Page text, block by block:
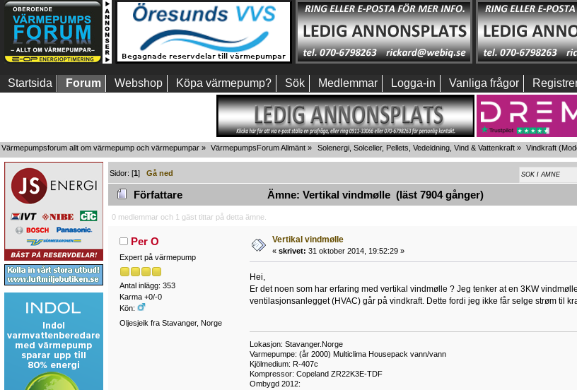
Startsida Forum Webshop Köpa värmepump? Sök Medlemmar Logga-in Vanliga frågor
Värmepumpsforum allt om värmepump och värmepumpar » VärmepumpsForum Allmänt » Solenergi, Solceller, Pellets, Vedeldning, Vind & Vattenkraft» Vindkraft
Sidor: [1]Gå ned
Författare Ämne: Vertikal vindmølle (läst 7904 gånger)
0 medlemmar och 1 gäst tittar på detta ämne.
Per O
Expert på värmepump
Antal inlägg: 353
Karma +0/-0
Kön:
Oljesjeik fra Stavanger, Norge
Vertikal vindmølle
« skrivet: 31 oktober 2014, 19:52:29 »
Hei,
Er det noen som har erfaring med vertikal vindmølle ? Jeg tenker at en 3KW
ventilasjonsanlegget (HVAC) går på vindkraft. Dette fordi jeg ikke får selge strøm til
Lokasjon: Stavanger.Norge
Varmepumpe: (år 2000) Multiclima Housepack vann/vann
Kjölmedium: R-407c
Kompressor: Copeland ZR22K3E-TDF
Ombygd 2012: